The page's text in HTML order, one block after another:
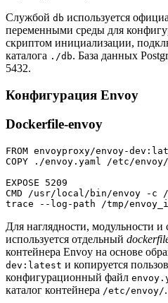
Службой db используется
переменными среды для
скриптом инициализации,
каталога ./db. База данных
5432.
Конфигурация Envoy
Dockerfile-envoy
FROM envoyproxy/envoy-
COPY ./envoy.yaml /etc/envoy/
EXPOSE 5209
CMD /usr/local/bin/envoy -c
trace --log-path /tmp/
Для наглядности, модульности
используется отдельный
контейнера Envoy на основе
dev:latest и копируется
конфигурационный файл
каталог контейнера /etc/envoy/.